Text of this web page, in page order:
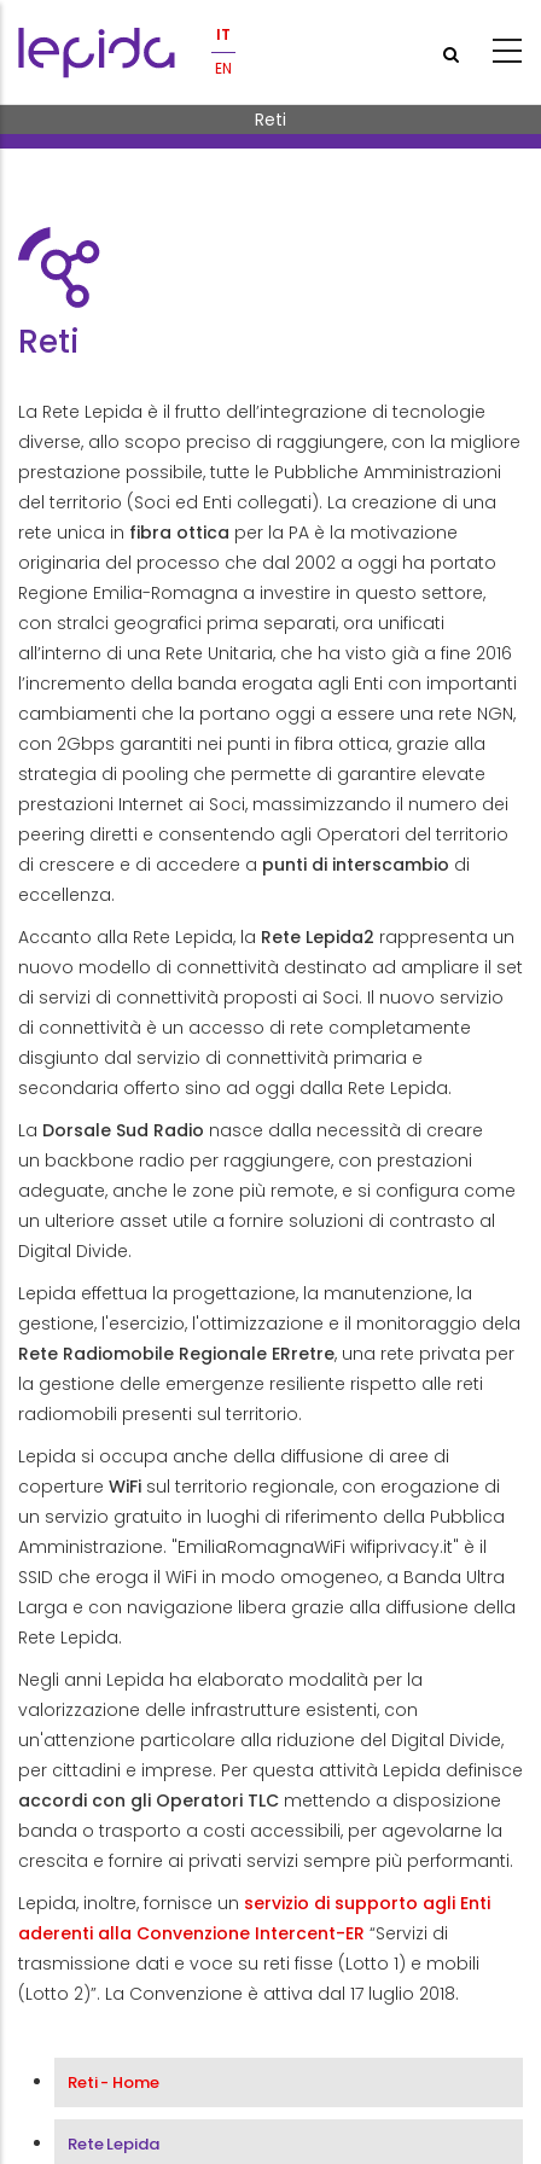
IT
EN
Briciole di pane
Reti
Reti
La Rete Lepida è il frutto dell’integrazione di tecnologie
diverse, allo scopo preciso di raggiungere, con la migliore
prestazione possibile, tutte le Pubbliche Amministrazioni
del territorio (Soci ed Enti collegati). La creazione di una
rete unica in fibra ottica per la PA è la motivazione
originaria del processo che dal 2002 a oggi ha portato
Regione Emilia-Romagna a investire in questo settore,
con stralci geografici prima separati, ora unificati
all’interno di una Rete Unitaria, che ha visto già a fine 2016
l’incremento della banda erogata agli Enti con importanti
cambiamenti che la portano oggi a essere una rete NGN,
con 2Gbps garantiti nei punti in fibra ottica, grazie alla
strategia di pooling che permette di garantire elevate
prestazioni Internet ai Soci, massimizzando il numero dei
peering diretti e consentendo agli Operatori del territorio
di crescere e di accedere a punti di interscambio di
eccellenza.
Accanto alla Rete Lepida, la Rete Lepida2 rappresenta un
nuovo modello di connettività destinato ad ampliare il set
di servizi di connettività proposti ai Soci. Il nuovo servizio
di connettività è un accesso di rete completamente
disgiunto dal servizio di connettività primaria e
secondaria offerto sino ad oggi dalla Rete Lepida.
La Dorsale Sud Radio nasce dalla necessità di creare
un backbone radio per raggiungere, con prestazioni
adeguate, anche le zone più remote, e si configura come
un ulteriore asset utile a fornire soluzioni di contrasto al
Digital Divide.
Lepida effettua la progettazione, la manutenzione, la
gestione, l'esercizio, l'ottimizzazione e il monitoraggio dela
Rete Radiomobile Regionale ERretre, una rete privata per
la gestione delle emergenze resiliente rispetto alle reti
radiomobili presenti sul territorio.
Lepida si occupa anche della diffusione di aree di
coperture WiFi sul territorio regionale, con erogazione di
un servizio gratuito in luoghi di riferimento della Pubblica
Amministrazione. "EmiliaRomagnaWiFi wifiprivacy.it" è il
SSID che eroga il WiFi in modo omogeneo, a Banda Ultra
Larga e con navigazione libera grazie alla diffusione della
Rete Lepida.
Negli anni Lepida ha elaborato modalità per la
valorizzazione delle infrastrutture esistenti, con
un'attenzione particolare alla riduzione del Digital Divide,
per cittadini e imprese. Per questa attività Lepida definisce
accordi con gli Operatori TLC mettendo a disposizione
banda o trasporto a costi accessibili, per agevolarne la
crescita e fornire ai privati servizi sempre più performanti.
Lepida, inoltre, fornisce un servizio di supporto agli Enti
aderenti alla Convenzione Intercent-ER “Servizi di
trasmissione dati e voce su reti fisse (Lotto 1) e mobili
(Lotto 2)”. La Convenzione è attiva dal 17 luglio 2018.
Menu Area Reti
Reti - Home
Rete Lepida